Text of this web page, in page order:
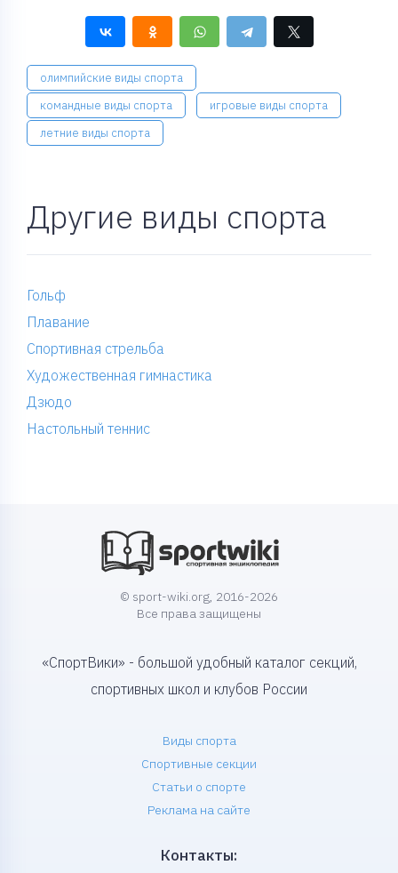
олимпийские виды спорта
командные виды спорта
игровые виды спорта
летние виды спорта
Другие виды спорта
Гольф
Плавание
Спортивная стрельба
Художественная гимнастика
Дзюдо
Настольный теннис
© sport-wiki.org, 2016-2026
Все права защищены
«СпортВики» - большой удобный каталог секций,
спортивных школ и клубов России
Виды спорта
Спортивные секции
Статьи о спорте
Реклама на сайте
Контакты: